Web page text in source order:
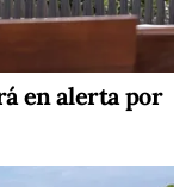
en alerta por